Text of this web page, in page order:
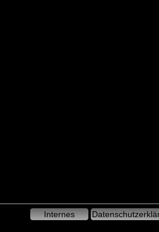
Internes